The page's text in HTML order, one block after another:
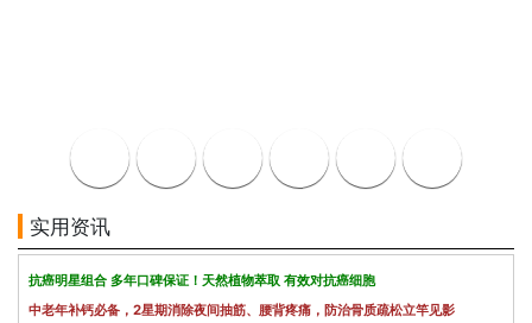
实用资讯
抗癌明星组合 多年口碑保证！天然植物萃取 有效对抗癌细胞
中老年补钙必备，2星期消除夜间抽筋、腰背疼痛，防治骨质疏松立竿见影